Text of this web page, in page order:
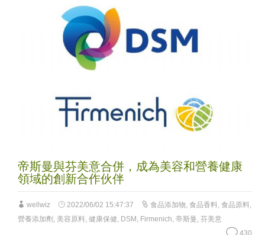
帝斯曼與芬美意合併，成為美容和營養健康
領域的創新合作伙伴
wellwiz 2022/06/02 15:47:37 食品添加物 食品香料 食品原料
營養添加劑
美容原料 健康保健 DSM Firmenich 帝斯曼 芬美意
430